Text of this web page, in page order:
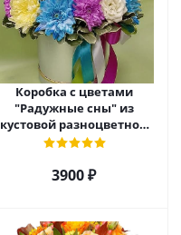
Коробка с цветами
"Радужные сны" из
кустовой разноцветной
хризантемы арт. 22457
3900 ₽